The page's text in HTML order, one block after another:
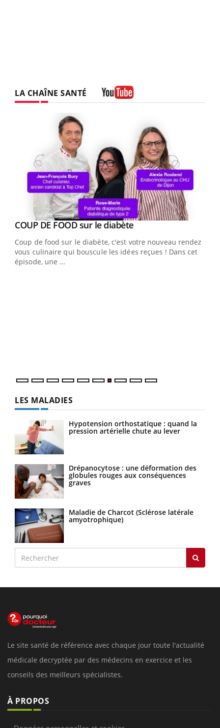
LA CHAÎNE SANTÉ
Youtube
COUP DE FOOD sur le diabèteYoutube
Coup de food sur le diabète, c'est votre nouveau rendez-
vous culinaire qui bouscule les idées reçues ! Dans cet
épisode, une ...
LES MALADIES
Hypotension orthostatique : quand la
pression artérielle chute au lever
Drépanocytose : une déformation des
globules rouges aux conséquences
graves
Maladie de Charcot (Sclérose latérale
amyotrophique)
Le site santé de référence avec chaque jour toute l'actualité
médicale decryptée par des médecins en exercice et les
conseils des meilleurs spécialistes.
À PROPOS